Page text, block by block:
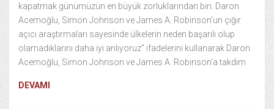
kapatmak günümüzün en büyük zorluklarından biri. Daron
Acemoğlu, Simon Johnson ve James A. Robinson’un çığır
açıcı araştırmaları sayesinde ülkelerin neden başarılı olup
olamadıklarını daha iyi anlıyoruz” ifadelerini kullanarak Daron
Acemoğlu, Simon Johnson ve James A. Robinson’a takdim
DEVAMI